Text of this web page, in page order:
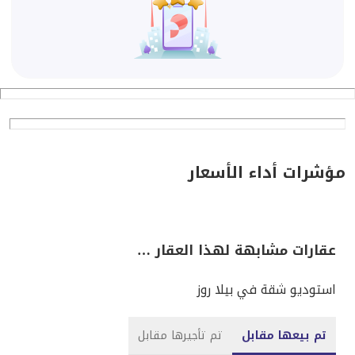
مؤشرات أداء الأسعار
عقارات مشابهة لهذا العقار …
استوديو شقة في بيلا روز
تم بيعها مقابل تم تأجيرها مقابل